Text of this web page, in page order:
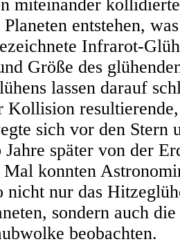
miteinander
entstehen,
Infrarot-
Größe des
lassen darauf
Kollision
sich vor den Stern
später von der
konnten
nicht nur das
sondern auch
beobachten.